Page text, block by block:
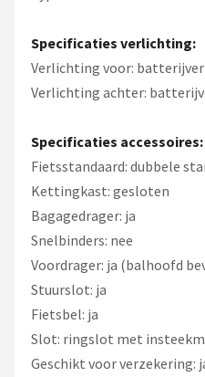
Specificaties verlichting:
Verlichting voor:
Verlichting achter:
Specificaties accessoires:
Fietsstandaard: dubbele
Kettingkast: gesloten
Bagagedrager: ja
Snelbinders: nee
Voordrager: ja (balhoofd
Stuurslot: ja
Fietsbel: ja
Slot: ringslot met
Geschikt voor verzekering: